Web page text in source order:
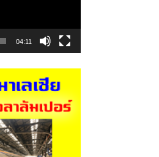
04:11